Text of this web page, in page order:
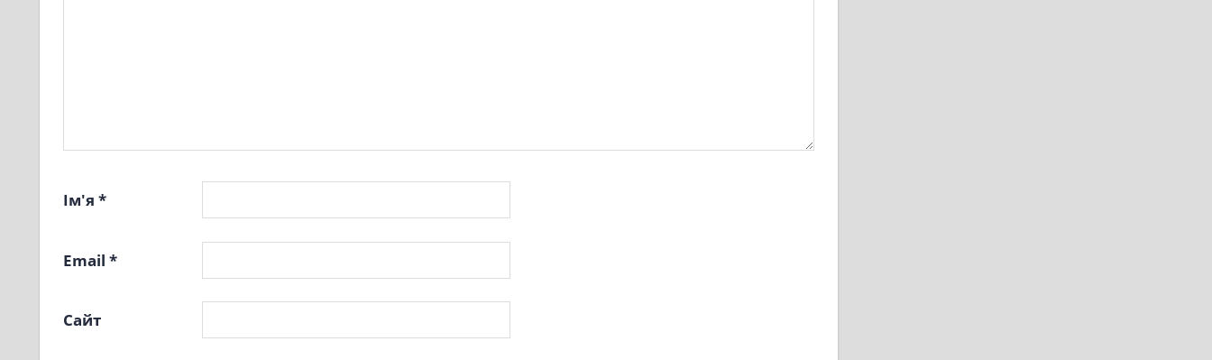
Ім'я *
Email *
Сайт